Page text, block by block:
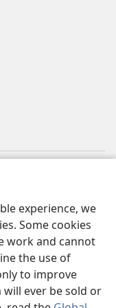
experience, we
Some cookies
work and cannot
the use of
to improve
ever be sold or